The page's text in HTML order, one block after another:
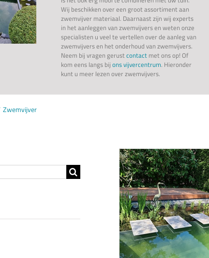
Wij beschikken over een groot assortiment aan
zwemvijver materiaal. Daarnaast zijn wij experts
in het aanleggen van zwemvijvers en weten onze
specialisten u veel te vertellen over de aanleg van
zwemvijvers en het onderhoud van zwemvijvers.
Neem bij vragen gerustcontact met ons op! Of
kom eens langs bijons vijvercentrum. Hieronder
kunt u meer lezen over zwemvijvers.
Zwemvijver